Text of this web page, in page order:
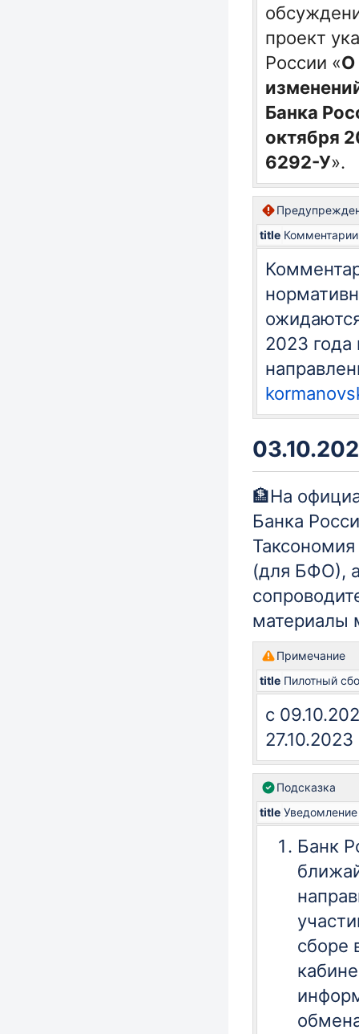
проект
России «О
Банка
октября
6292-У».
title Комментарии
2023 года
🏦На
Банка
(для БФО),
Примечание
title Пилотный
с
27.10.2023
Подсказка
title
Банк
сборе